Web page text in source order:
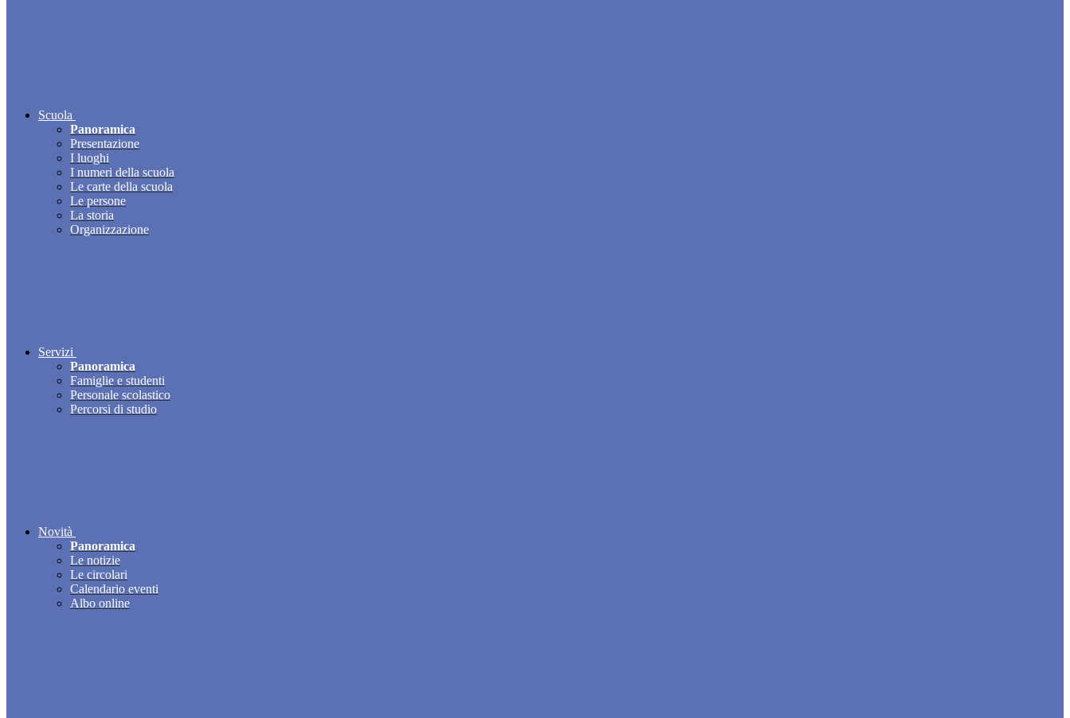
Scuola
Panoramica
Presentazione
I luoghi
I numeri della scuola
Le carte della scuola
Le persone
La storia
Organizzazione
Servizi
Panoramica
Famiglie e studenti
Personale scolastico
Percorsi di studio
Novità
Panoramica
Le notizie
Le circolari
Calendario eventi
Albo online